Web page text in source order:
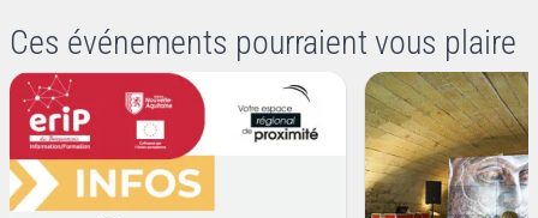
Ces événements pourraient vous plaire